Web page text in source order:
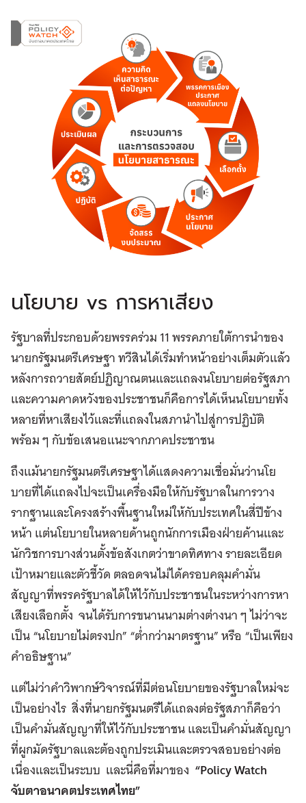
นโยบาย vs การหาเสียง
รัฐบาลที่ประกอบด้วยพรรคร่วม 11 พรรคภายใต้การนำของ
นายกรัฐมนตรีเศรษฐา ทวีสินได้เริ่มทำหน้าอย่างเต็มตัวแล้ว
หลังการถวายสัตย์ปฏิญาณตนและแถลงนโยบายต่อรัฐสภา
และความคาดหวังของประชาชนก็คือการได้เห็นนโยบายทั้ง
หลายที่หาเสียงไว้และที่แถลงในสภานำไปสู่การปฏิบัติ
พร้อม ๆ กับข้อเสนอแนะจากภาคประชาชน
ถึงแม้นายกรัฐมนตรีเศรษฐาได้แสดงความเชื่อมั่นว่านโย
บายที่ได้แถลงไปจะเป็นเครื่องมือให้กับรัฐบาลในการวาง
รากฐานและโครงสร้างพื้นฐานใหม่ให้กับประเทศในสี่ปีข้าง
หน้า แต่นโยบายในหลายด้านถูกนักการเมืองฝ่ายค้านและ
นักวิชการบางส่วนตั้งข้อสังเกตว่าขาดทิศทาง รายละเอียด
เป้าหมายและตัวชี้วัด ตลอดจนไม่ได้ครอบคลุมคำมั่น
สัญญาที่พรรครัฐบาลได้ให้ไว้กับประชาชนในระหว่างการหา
เสียงเลือกตั้ง จนได้รับการขนานนามต่างต่างนา ๆ ไม่ว่าจะ
เป็น “นโยบายไม่ตรงปก” “ต่ำกว่ามาตรฐาน” หรือ “เป็นเพียง
คำอธิษฐาน”
แต่ไม่ว่าคำวิพากษ์วิจารณ์ที่มีต่อนโยบายของรัฐบาลใหม่จะ
เป็นอย่างไร สิ่งที่นายกรัฐมนตรีได้แถลงต่อรัฐสภาก็คือว่า
เป็นคำมั่นสัญญาที่ให้ไว้กับประชาชน และเป็นคำมั่นสัญญา
ที่ผูกมัดรัฐบาลและต้องถูกประเมินและตรวจสอบอย่างต่อ
เนื่องและเป็นระบบ และนี่คือที่มาของ “Policy Watch
จับตาอนาคตประเทศไทย”